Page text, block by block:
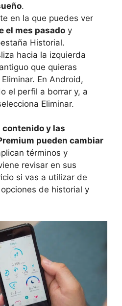
.
en la que puedes ver
el mes pasado y
Historial.
hacia la izquierda
que quieras
En Android,
el perfil a borrar y, a
Eliminar.
contenido y las
pueden cambiar
términos y
revisar en sus
si vas a utilizar de
de historial y